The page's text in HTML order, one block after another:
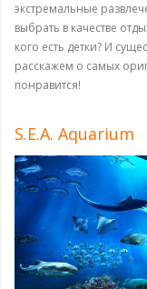
экстремальные
выбрать в качестве
кого есть детки? И
расскажем о самых
понравится!
S.E.A. Aquarium